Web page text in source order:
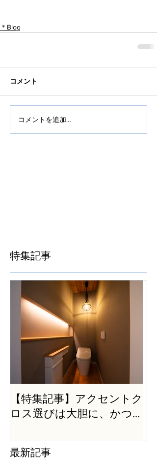
＊Blog
コメント
コメントを追加…
特集記事
【特集記事】アクセントク
ロス選びは大胆に、かつ
最新記事